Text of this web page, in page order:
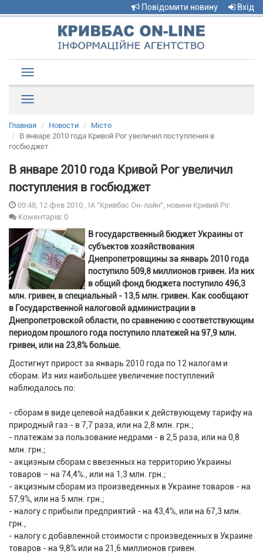
Повідомити новину Вхід
navigation
Главная Новости
Місто
В январе 2010 года Кривой Рог увеличил поступления в
госбюджет
В январе 2010 года Кривой Рог увеличил
поступления в госбюджет
09:48, 12 фев 2010 , ІА "Кривбас Он-лайн", новини Кривий Ріг
Коментарів: 0
В государственный бюджет Украины от
субъектов хозяйствования
Днепропетровщины за январь 2010 года
поступило 509,8 миллионов гривен. Из них
в общий фонд бюджета поступило 496,3
млн. гривен, в специальный - 13,5 млн. гривен. Как сообщают
в Государственной налоговой администрации в
Днепропетровской области, по сравнению с соответствующим
периодом прошлого года поступило платежей на 97,9 млн.
гривен, или на 23,8% больше.
Достигнут прирост за январь 2010 года по 12 налогам и
сборам. Из них наибольшее увеличение поступлений
наблюдалось по:
- сборам в виде целевой надбавки к действующему тарифу на
природный газ - в 7,7 раза, или на 2,8 млн. грн.;
- платежам за пользование недрами - в 2,5 раза, или на 0,8
млн. грн.;
- акцизным сборам с ввезенных на территорию Украины
товаров – на 74,4%., или на 1,3 млн. грн.;
- акцизным сборам из произведенных в Украине товаров - на
57,9%, или на 5 млн. грн.;
- налогу с прибыли предприятий - на 43,4%, или на 67,3 млн.
грн.,
- налогу с добавленной стоимости с произведенных в Украине
товаров - на 9,8% или на 21,6 миллионов гривен.